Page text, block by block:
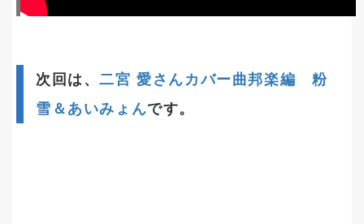
次回は、二宮 愛さんカバー曲邦楽編 粉
雪＆あいみょんです。